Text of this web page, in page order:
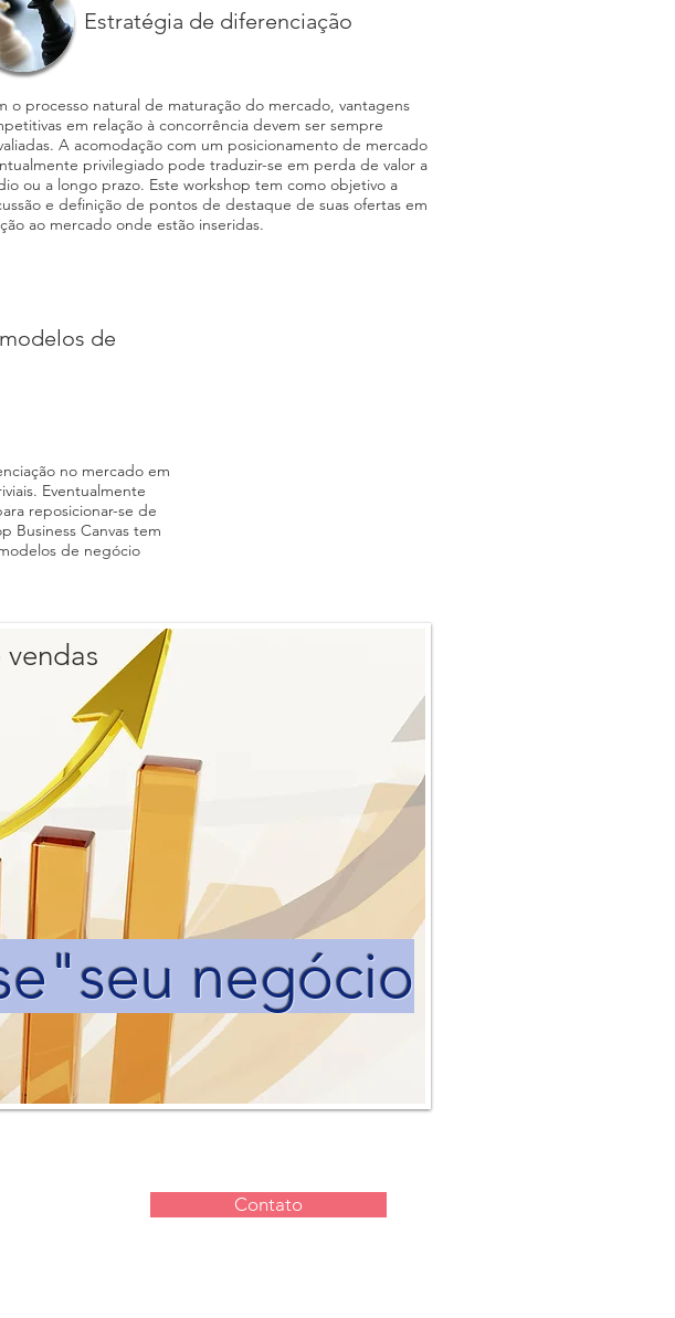
Estratégia de diferenciação
o processo natural de maturação do mercado, vantagens
em relação à concorrência devem ser sempre
A acomodação com um posicionamento de mercado
privilegiado pode traduzir-se em perda de valor a
ou a longo prazo. Este workshop tem como objetivo a
e definição de pontos de destaque de suas ofertas em
ao mercado onde estão inseridas.
de
no mercado em
Eventualmente
reposicionar-se de
Business Canvas tem
de negócio
negócio
Contato